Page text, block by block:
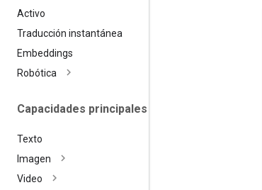
Activo
Traducción instantánea
Embeddings
Robótica
Capacidades principales
Texto
Imagen
Video